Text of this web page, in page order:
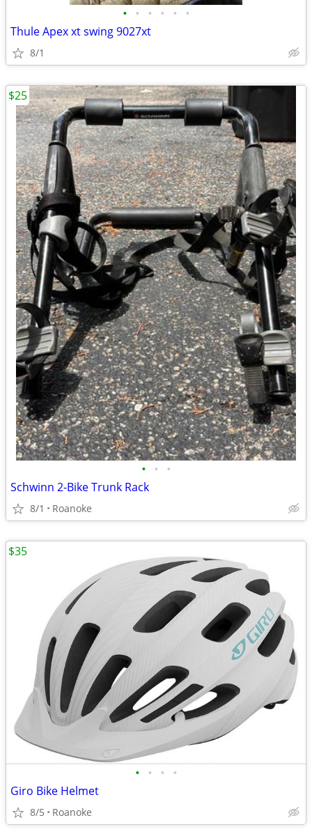
• • • • • •
Thule Apex xt swing 9027xt
8/1
• • •
Schwinn 2-Bike Trunk Rack
8/1 Roanoke
$25
• • • •
Giro Bike Helmet
8/5 Roanoke
$35